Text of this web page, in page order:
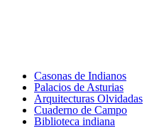
Casonas de Indianos
Palacios de Asturias
Arquitecturas Olvidadas
Cuaderno de Campo
Biblioteca indiana